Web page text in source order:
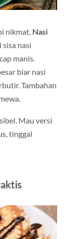
nikmat, Nasi
sisa nasi
manis.
biar nasi
Tambahan
Mau versi
tinggal